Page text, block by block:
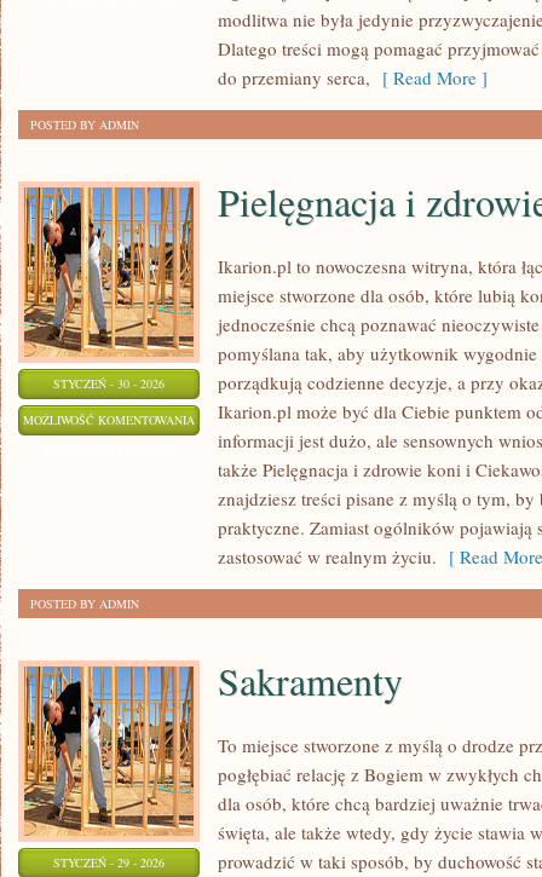
modlitwa nie była jedynie
Dlatego treści mogą pomagać
do przemiany serca, [ Read More ]
POSTED BY ADMIN
STYCZEŃ - 30 - 2026
MOŻLIWOŚĆ KOMENTOWANIA PIELĘGNACJA
ZDROWIE
KONI
Pielęgnacja i
Ikarion.pl to nowoczesna witryna, która
miejsce stworzone dla osób, które lubią
jednocześnie chcą poznawać
pomyślana tak, aby użytkownik wygodnie
porządkują codzienne decyzje, a przy
Ikarion.pl może być dla Ciebie punktem
informacji jest dużo, ale sensownych
także Pielęgnacja i zdrowie koni i
znajdziesz treści pisane z myślą o tym, by
praktyczne. Zamiast ogólników pojawiają
zastosować w realnym życiu. [ Read
POSTED BY ADMIN
STYCZEŃ - 29 - 2026
Sakramenty
To miejsce stworzone z myślą o drodze
pogłębiać relację z Bogiem w zwykłych
dla osób, które chcą bardziej uważnie
święta, ale także wtedy, gdy życie stawia
prowadzić w taki sposób, by duchowość